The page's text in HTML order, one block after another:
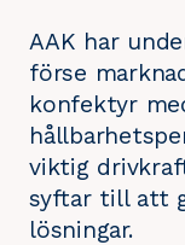
AAK har
förse
konfektyr
viktig
syftar till att
lösningar.